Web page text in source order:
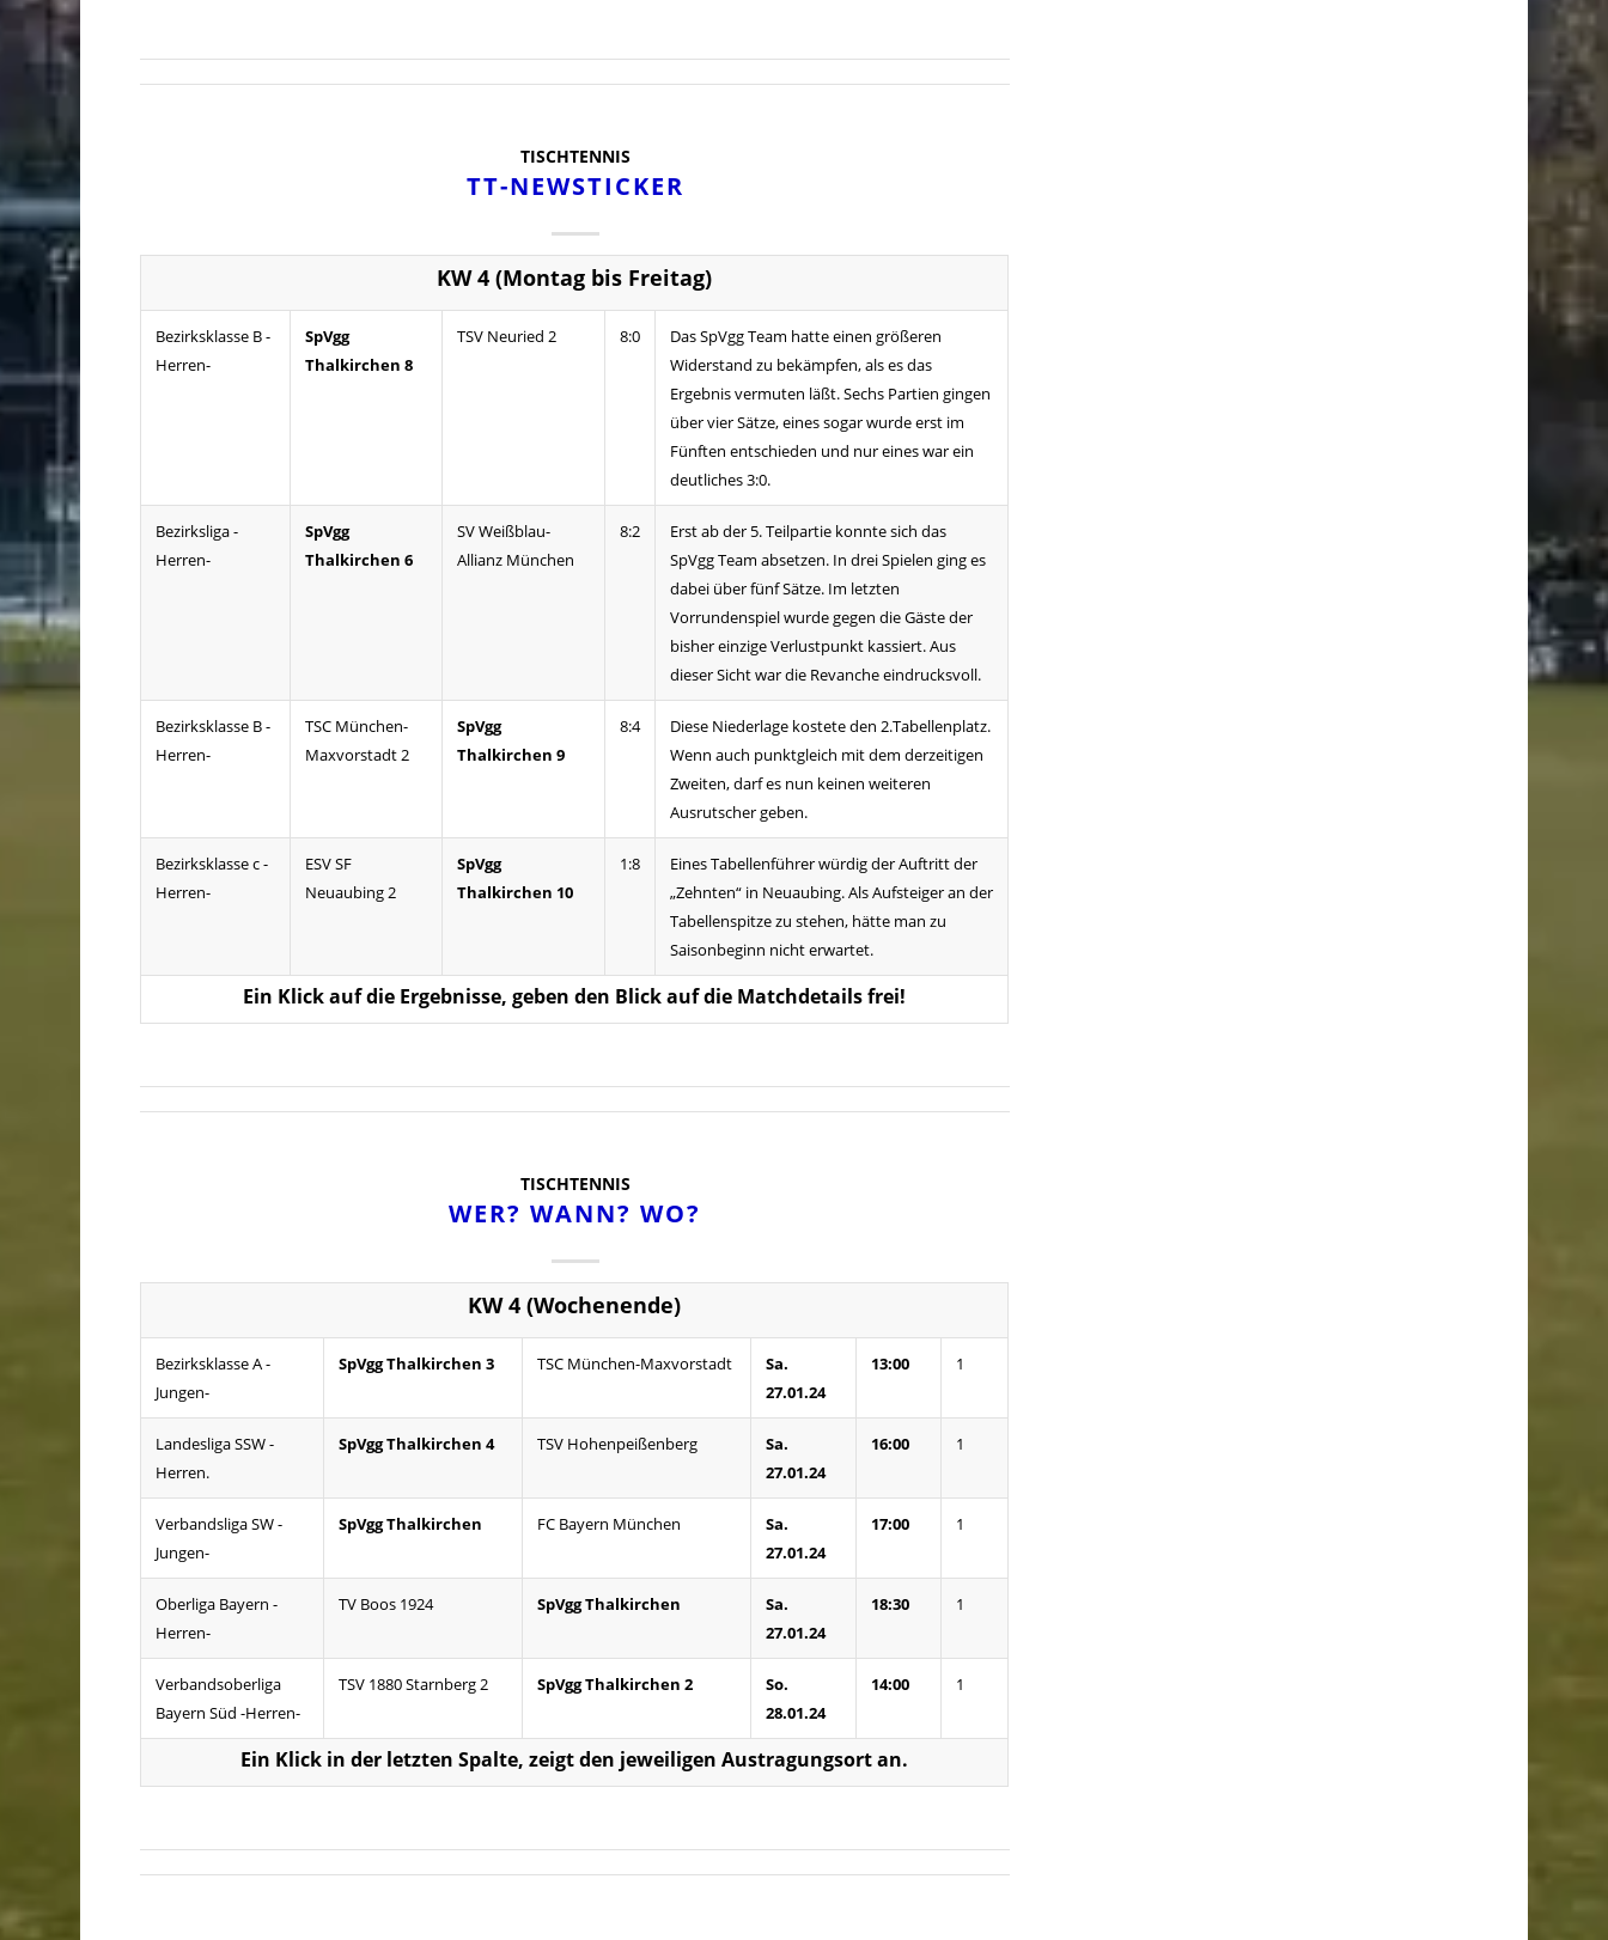
TISCHTENNIS
TT-NEWSTICKER
KW 4 (Montag bis Freitag)
Bezirksklasse B -
Herren-
SpVgg
Thalkirchen 8
TSV Neuried 2 8:0
Das SpVgg Team hatte einen größeren
Widerstand zu bekämpfen, als es das
Ergebnis vermuten läßt. Sechs Partien gingen
über vier Sätze, eines sogar wurde erst im
Fünften entschieden und nur eines war ein
deutliches 3:0.
Bezirksliga -
Herren-
SpVgg
Thalkirchen 6
SV Weißblau-
Allianz München
8:2
Erst ab der 5. Teilpartie konnte sich das
SpVgg Team absetzen. In drei Spielen ging es
dabei über fünf Sätze. Im letzten
Vorrundenspiel wurde gegen die Gäste der
bisher einzige Verlustpunkt kassiert. Aus
dieser Sicht war die Revanche eindrucksvoll.
Bezirksklasse B -
Herren-
TSC München-
Maxvorstadt 2
SpVgg
Thalkirchen 9
8:4
Diese Niederlage kostete den 2.Tabellenplatz.
Wenn auch punktgleich mit dem derzeitigen
Zweiten, darf es nun keinen weiteren
Ausrutscher geben.
Bezirksklasse c -
Herren-
ESV SF
Neuaubing 2
SpVgg
Thalkirchen 10
1:8
Eines Tabellenführer würdig der Auftritt der
„Zehnten“ in Neuaubing. Als Aufsteiger an der
Tabellenspitze zu stehen, hätte man zu
Saisonbeginn nicht erwartet.
Ein Klick auf die Ergebnisse, geben den Blick auf die Matchdetails frei!
TISCHTENNIS
WER? WANN? WO?
KW 4 (Wochenende)
Bezirksklasse A -
Jungen-
SpVgg Thalkirchen 3 TSC München-Maxvorstadt
Sa.
27.01.24
13:00 1
Landesliga SSW -
Herren.
SpVgg Thalkirchen 4 TSV Hohenpeißenberg
Sa.
27.01.24
16:00 1
Verbandsliga SW -
Jungen-
SpVgg Thalkirchen FC Bayern München
Sa.
27.01.24
17:00 1
Oberliga Bayern -
Herren-
TV Boos 1924 SpVgg Thalkirchen
Sa.
27.01.24
18:30 1
Verbandsoberliga
Bayern Süd -Herren-
TSV 1880 Starnberg 2 SpVgg Thalkirchen 2
So.
28.01.24
14:00 1
Ein Klick in der letzten Spalte, zeigt den jeweiligen Austragungsort an.